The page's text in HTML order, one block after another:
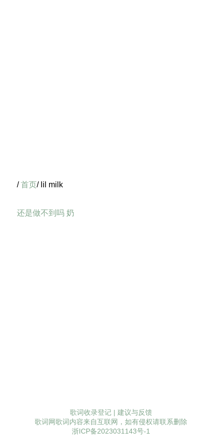
/首页/ lil milk
还是做不到吗 奶
歌词收录登记 | 建议与反馈
歌词网歌词内容来自互联网，如有侵权请联系删除
浙ICP备2023031143号-1